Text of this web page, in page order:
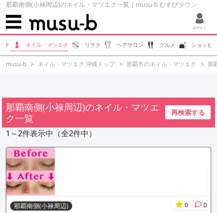
那覇南側(小禄周辺)のネイル・マツエク一覧 | musu-b むすびタウン
ログイン
テ ネイル・マツエク リラク ヘアサロン グルメ ショッピ
musu-b ネイル・マツエク 沖縄トップ 那覇市のネイル・マツエク 那
那覇南側(小禄周辺)のネイル・マツエ
ク一覧
再検索する
1～2件表示中（全2件中）
那覇南側(小禄周辺) 0 0